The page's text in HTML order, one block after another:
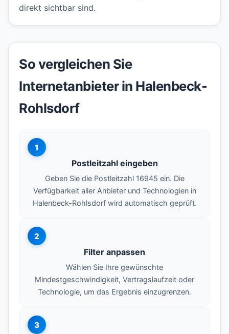
direkt sichtbar sind.
So vergleichen Sie
Internetanbieter in Halenbeck-
Rohlsdorf
1
Postleitzahl eingeben
Geben Sie die Postleitzahl 16945 ein. Die
Verfügbarkeit aller Anbieter und Technologien in
Halenbeck-Rohlsdorf wird automatisch geprüft.
2
Filter anpassen
Wählen Sie Ihre gewünschte
Mindestgeschwindigkeit, Vertragslaufzeit oder
Technologie, um das Ergebnis einzugrenzen.
3